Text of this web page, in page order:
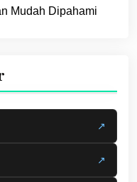
Mudah Dipahami
↗
↗